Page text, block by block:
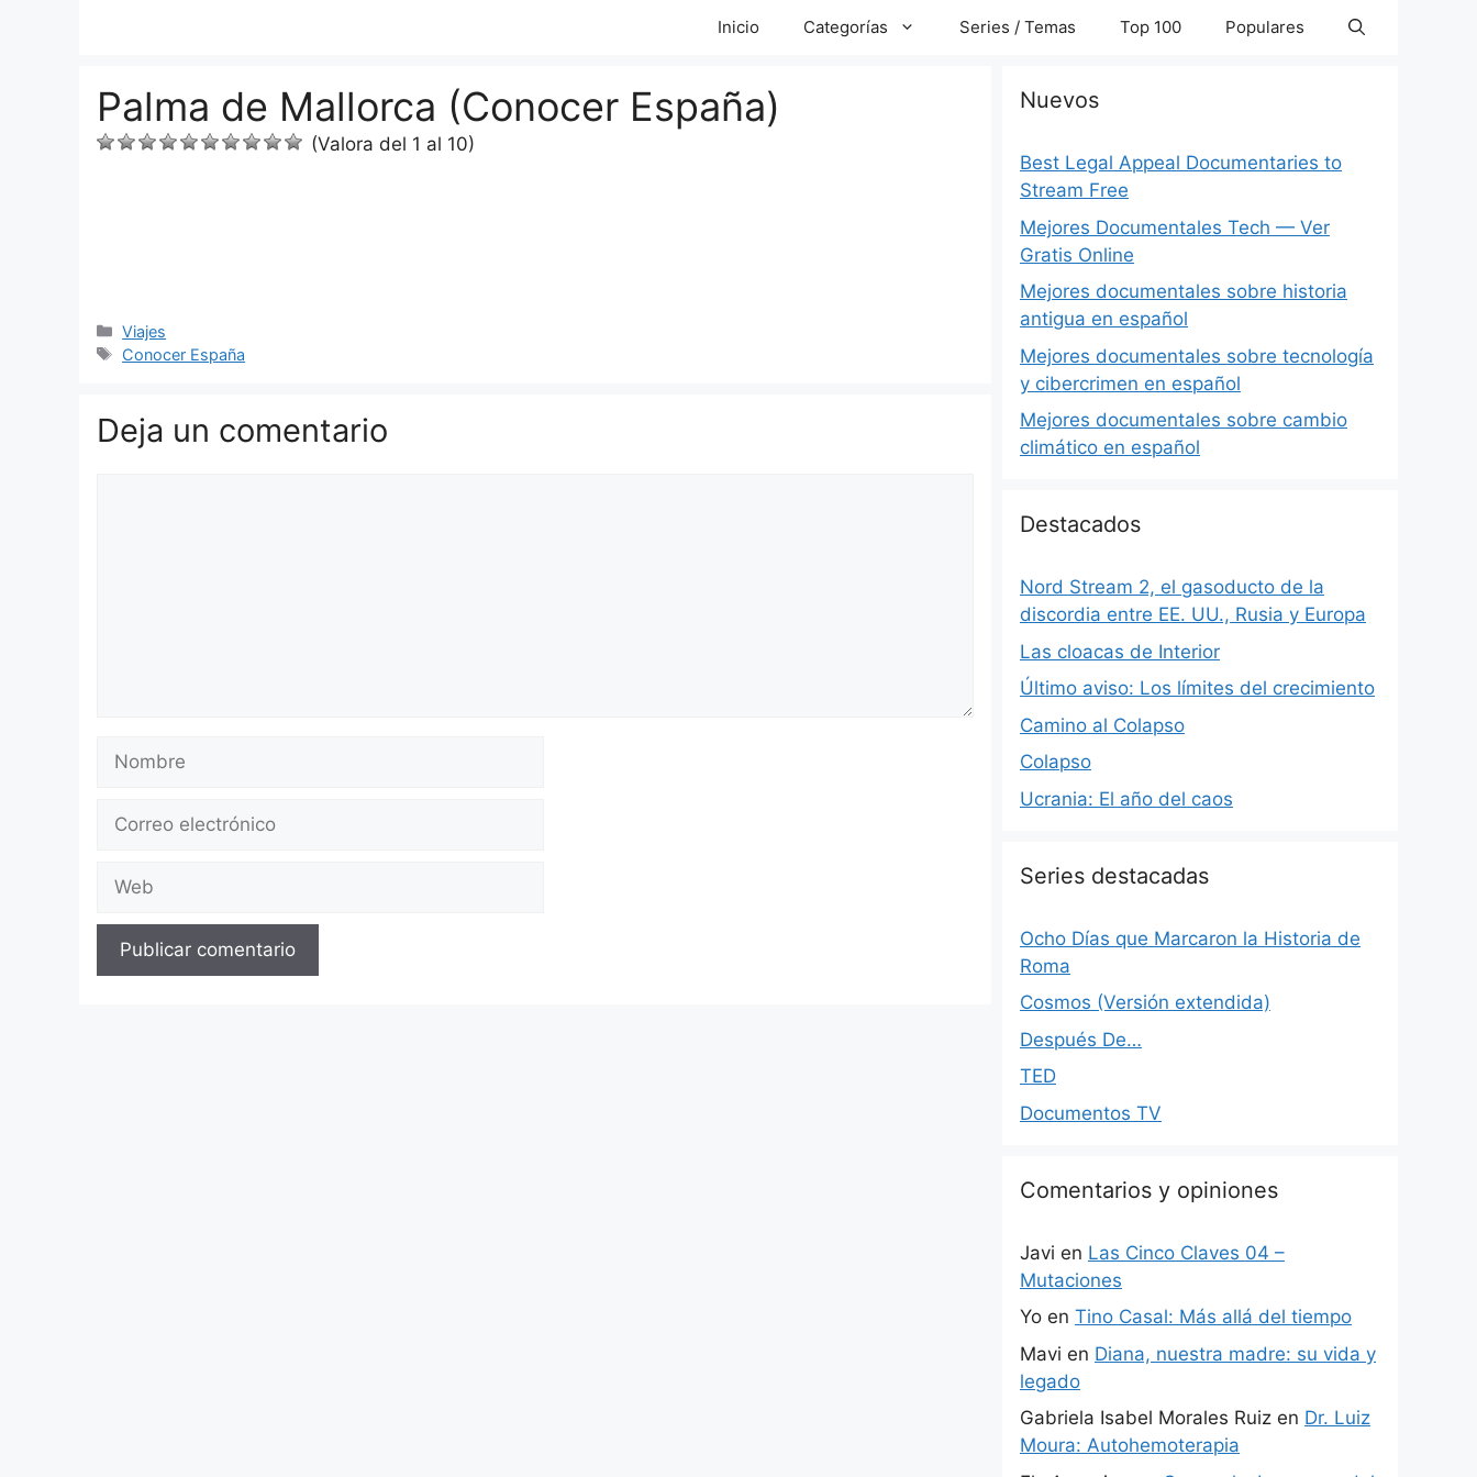
Inicio Categorías Series / Temas Top 100 Populares
Palma de Mallorca (Conocer España)
(Valora del 1 al 10)
Categorías
Viajes
Etiquetas
Conocer España
Deja un comentario
electrónico
Nuevos
Best Legal Appeal Documentaries to
Stream Free
Mejores Documentales Tech — Ver
Gratis Online
Mejores documentales sobre historia
antigua en español
Mejores documentales sobre tecnología
y cibercrimen en español
Mejores documentales sobre cambio
climático en español
Destacados
Nord Stream 2, el gasoducto de la
discordia entre EE. UU., Rusia y Europa
Las cloacas de Interior
Último aviso: Los límites del crecimiento
Camino al Colapso
Colapso
Ucrania: El año del caos
Series destacadas
Ocho Días que Marcaron la Historia de
Roma
Cosmos (Versión extendida)
Después De…
TED
Documentos TV
Comentarios y opiniones
Javi en Las Cinco Claves 04 –
Mutaciones
Yo en Tino Casal: Más allá del tiempo
Mavi en Diana, nuestra madre: su vida y
legado
Gabriela Isabel Morales Ruiz en Dr. Luiz
Moura: Autohemoterapia